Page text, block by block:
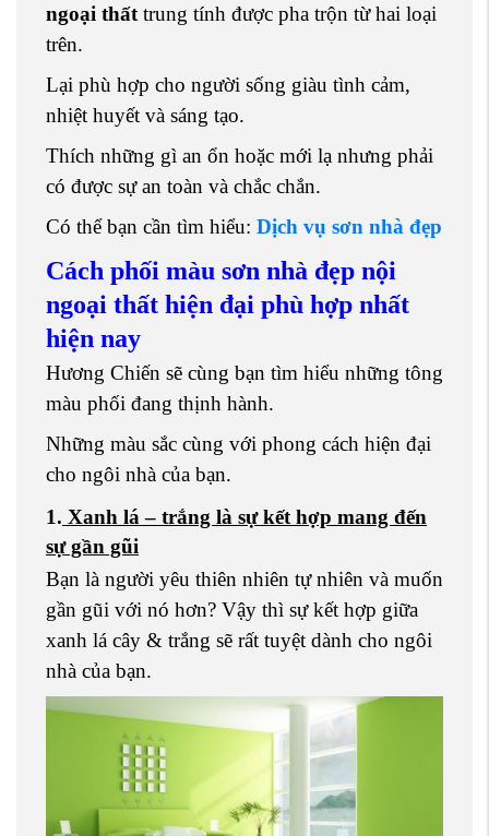
ngoại thất trung tính được pha trộn từ hai loại
trên.
Lại phù hợp cho người sống giàu tình cảm,
nhiệt huyết và sáng tạo.
Thích những gì an ổn hoặc mới lạ nhưng phải
có được sự an toàn và chắc chắn.
Có thể bạn cần tìm hiểu: Dịch vụ sơn nhà đẹp
Cách phối màu sơn nhà đẹp nội
ngoại thất hiện đại phù hợp nhất
hiện nay
Hương Chiến sẽ cùng bạn tìm hiểu những tông
màu phối đang thịnh hành.
Những màu sắc cùng với phong cách hiện đại
cho ngôi nhà của bạn.
1. Xanh lá – trắng là sự kết hợp mang đến
sự gần gũi
Bạn là người yêu thiên nhiên tự nhiên và muốn
gần gũi với nó hơn? Vậy thì sự kết hợp giữa
xanh lá cây & trắng sẽ rất tuyệt dành cho ngôi
nhà của bạn.